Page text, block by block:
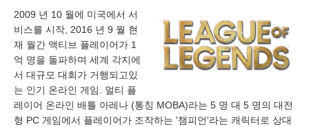
2009 년 10 월에 미국에서 서
비스를 시작, 2016 년 9 월 현
재 월간 액티브 플레이어가 1
억 명을 돌파하며 세계 각지에
서 대규모 대회가 거행되고있
는 인기 온라인 게임. 멀티 플
레이어 온라인 배틀 아레나 (통칭 MOBA)라는 5 명 대 5 명의 대전
형 PC 게임에서 플레이어가 조작하는 '챔피언'라는 캐릭터로 상대